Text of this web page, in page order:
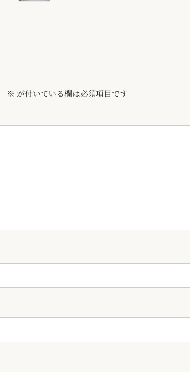
※ が付いている欄は必須項目です